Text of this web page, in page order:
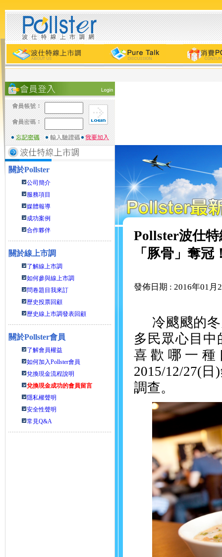
關於Pollster
公司簡介
服務項目
媒體報導
成功案例
合作夥伴
關於線上市調
了解線上市調
如何參與線上市調
問卷題目我來訂
歷史投票回顧
歷史線上市調發表回顧
關於Pollster會員
了解會員權益
如何加入Pollster會員
兌換現金流程說明
兌換現金成功的會員留言
隱私權聲明
安全性聲明
常見Q&A
Pollster波仕
「豚骨」奪冠
發佈日期 : 2016年01月
冷颼颼的
多民眾心目
喜歡哪一
2015/12/27(日 )
調查。